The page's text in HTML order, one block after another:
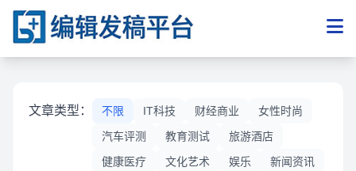
文章类型： 不限 IT科技 财经商业
女性时尚
汽车评测
教育测试
旅游酒店
健康医疗
文化艺术 娱乐
新闻资讯